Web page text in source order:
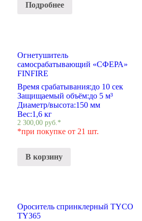
Подробнее
Огнетушитель
самосрабатывающий «СФЕРА»
FINFIRE
Время срабатывания:до 10 сек
Защищаемый объём:до 5 м³
Диаметр/высота:150 мм
Вес:1,6 кг
2 300,00руб. *
*при покупке от 21 шт.
В корзину
Ороситель спринклерный TYCO
TY365